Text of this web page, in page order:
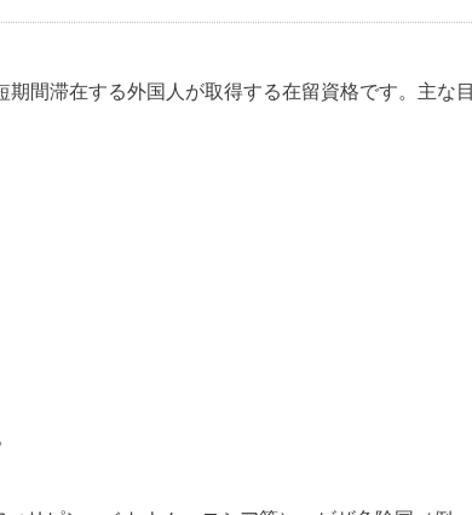
間滞在する外国人が取得する在留資格です。主な目